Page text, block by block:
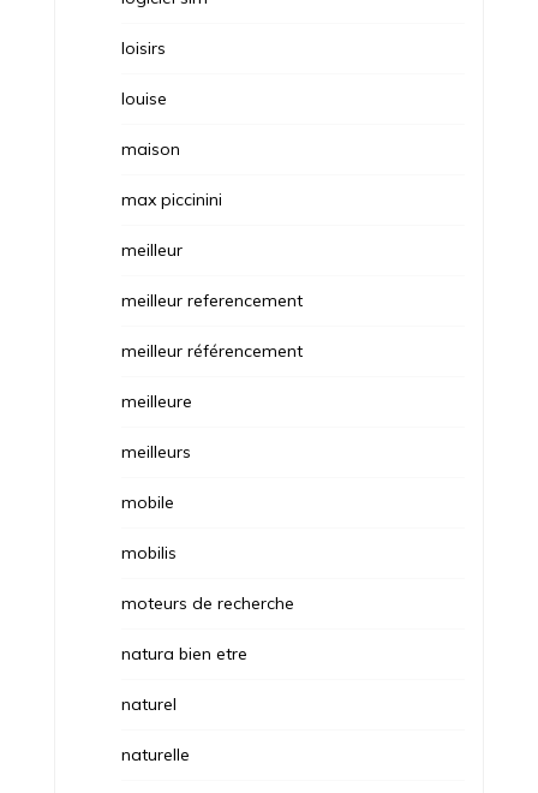
loisirs
louise
maison
max piccinini
meilleur
meilleur referencement
meilleur référencement
meilleure
meilleurs
mobile
mobilis
moteurs de recherche
natura bien etre
naturel
naturelle